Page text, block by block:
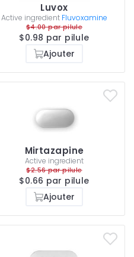
Luvox
Active ingredient Fluvoxamine
$4.00 par pilule
$0.98 par pilule
Ajouter
Mirtazapine
Active ingredient
$2.56 par pilule
$0.66 par pilule
Ajouter